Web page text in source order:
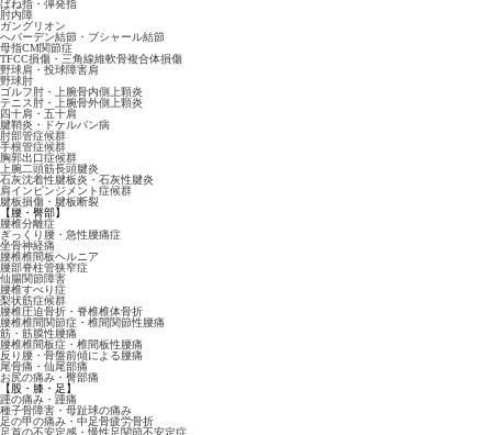
ばね指・弾発指
肘内障
ガングリオン
へバーデン結節・ブシャール結節
母指CM関節症
TFCC損傷・三角線維軟骨複合体損傷
野球肩・投球障害肩
野球肘
ゴルフ肘・上腕骨内側上顆炎
テニス肘・上腕骨外側上顆炎
四十肩・五十肩
腱鞘炎・ドケルバン病
肘部管症候群
手根管症候群
胸郭出口症候群
上腕二頭筋長頭腱炎
石灰沈着性腱板炎・石灰性腱炎
肩インピンジメント症候群
腱板損傷・腱板断裂
【腰・臀部】
腰椎分離症
ぎっくり腰・急性腰痛症
坐骨神経痛
腰椎椎間板ヘルニア
腰部脊柱管狭窄症
仙腸関節障害
腰椎すべり症
梨状筋症候群
腰椎圧迫骨折・脊椎椎体骨折
腰椎椎間関節症・椎間関節性腰痛
筋・筋膜性腰痛
腰椎椎間板症・椎間板性腰痛
反り腰・骨盤前傾による腰痛
尾骨痛・仙尾部痛
お尻の痛み・臀部痛
【股・膝・足】
踵の痛み・踵痛
種子骨障害・母趾球の痛み
足の甲の痛み・中足骨疲労骨折
足首の不安定感・慢性足関節不安定症